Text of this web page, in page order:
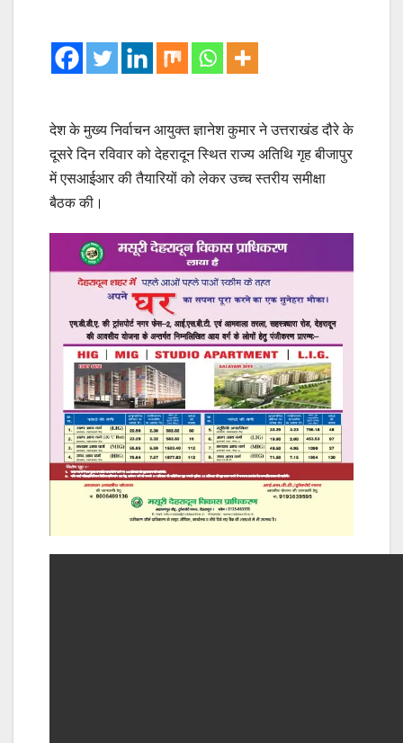
देश के मुख्य निर्वाचन आयुक्त ज्ञानेश कुमार ने उत्तराखंड दौरे के
दूसरे दिन रविवार को देहरादून स्थित राज्य अतिथि गृह बीजापुर
में एसआईआर की तैयारियों को लेकर उच्च स्तरीय समीक्षा
बैठक की।